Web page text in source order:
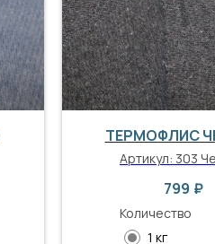
ТЕРМОФЛИС
Артикул: 303
799 ₽
Количество
1 кг